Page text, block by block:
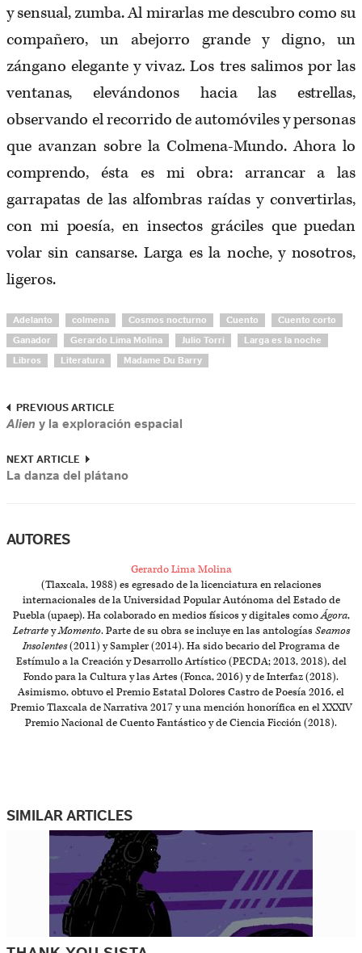
y sensual, zumba. Al mirarlas me descubro como su
compañero, un abejorro grande y digno, un
zángano elegante y vivaz. Los tres salimos por las
ventanas, elevándonos hacia las estrellas,
observando el recorrido de automóviles y personas
que avanzan sobre la Colmena-Mundo. Ahora lo
comprendo, ésta es mi obra: arrancar a las
garrapatas de las alfombras raídas y convertirlas,
con mi poesía, en insectos gráciles que puedan
volar sin cansarse. Larga es la noche, y nosotros,
ligeros.
Adelanto colmena Cosmos nocturno Cuento Cuento corto
Ganador Gerardo Lima Molina Julio Torri Larga es la noche
Libros Literatura Madame Du Barry
PREVIOUS ARTICLE
Alien y la exploración espacial
NEXT ARTICLE
La danza del plátano
AUTORES
Gerardo Lima Molina
(Tlaxcala, 1988) es egresado de la licenciatura en relaciones
internacionales de la Universidad Popular Autónoma del Estado de
Puebla (upaep). Ha colaborado en medios físicos y digitales comoÁgora,
LetrarteyMomento. Parte de su obra se incluye en las antologías Seamos
Insolentes(2011) y Sampler (2014). Ha sido becario del Programa de
Estímulo a la Creación y Desarrollo Artístico (PECDA; 2013, 2018), del
Fondo para la Cultura y las Artes (Fonca, 2016) y de Interfaz (2018).
Asimismo, obtuvo el Premio Estatal Dolores Castro de Poesía 2016, el
Premio Tlaxcala de Narrativa 2017 y una mención honorífica en el XXXIV
Premio Nacional de Cuento Fantástico y de Ciencia Ficción (2018).
SIMILAR ARTICLES